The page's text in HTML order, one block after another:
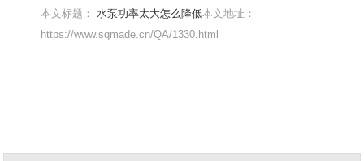
本文标题： 水泵功率太大怎么降低本文地址：
https://www.sqmade.cn/QA/1330.html